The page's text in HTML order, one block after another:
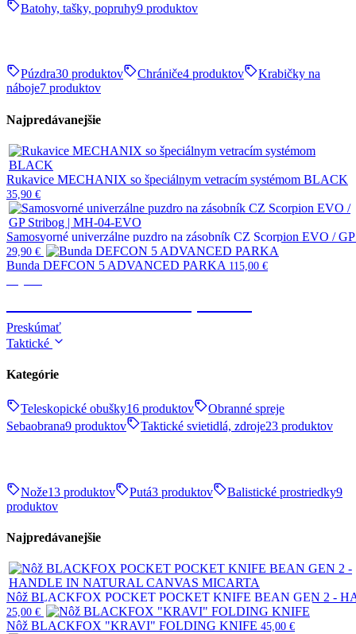
Batohy, tašky, popruhy9 produktov
Púzdra30 produktov Chrániče4 produktov
Krabičky na
náboje7 produktov
Najpredávanejšie
Rukavice MECHANIX so špeciálnym vetracím systémom BLACK
35,90 €
Samosvorné univerzálne puzdro na zásobník CZ Scorpion EVO /
29,90 €
Bunda DEFCON 5 ADVANCED PARKA 115,00 €
Preskúmať
Taktické
Kategórie
Teleskopické obušky16 produktov
Obranné spreje
Sebaobrana9 produktov Taktické svietidlá, zdroje23 produktov
Nože13 produktov Putá3 produktov Balistické prostriedky9
produktov
Najpredávanejšie
Nôž BLACKFOX POCKET POCKET KNIFE BEAN GEN 2 -
25,00 €
Nôž BLACKFOX "KRAVI" FOLDING KNIFE 45,00 €